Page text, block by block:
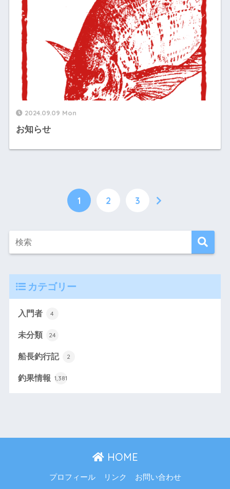
2024.09.09 Mon
お知らせ
1 2 3
カテゴリー
入門者 4
未分類 24
船長釣行記 2
釣果情報 1,381
HOME
プロフィール リンク お問い合わせ